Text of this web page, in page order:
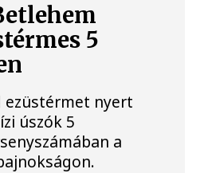
5
ezüstérmet nyert
úszók 5
a